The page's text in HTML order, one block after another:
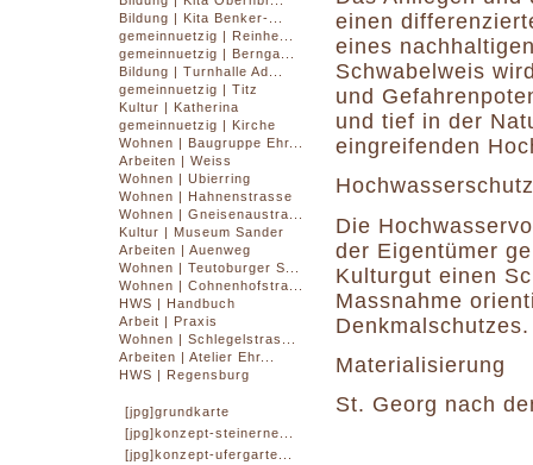
Bildung | Kita Benker-...
gemeinnuetzig | Reinhe...
gemeinnuetzig | Bernga...
Bildung | Turnhalle Ad...
gemeinnuetzig | Titz
Kultur | Katherina
gemeinnuetzig | Kirche
Wohnen | Baugruppe Ehr...
Arbeiten | Weiss
Wohnen | Ubierring
Wohnen | Hahnenstrasse
Wohnen | Gneisenaustra...
Kultur | Museum Sander
Arbeiten | Auenweg
Wohnen | Teutoburger S...
Wohnen | Cohnenhofstra...
HWS | Handbuch
Arbeit | Praxis
Wohnen | Schlegelstras...
Arbeiten | Atelier Ehr...
HWS | Regensburg
[jpg]grundkarte
[jpg]konzept-steinerne...
[jpg]konzept-ufergarte...
einen
eines
Schwabelweis
und
und tief in der
eingreifenden
Hochwasserschutz
Die
der Eigentümer
Kulturgut einen
Massnahme
Denkmalschutzes.
Materialisierung
St. Georg nach